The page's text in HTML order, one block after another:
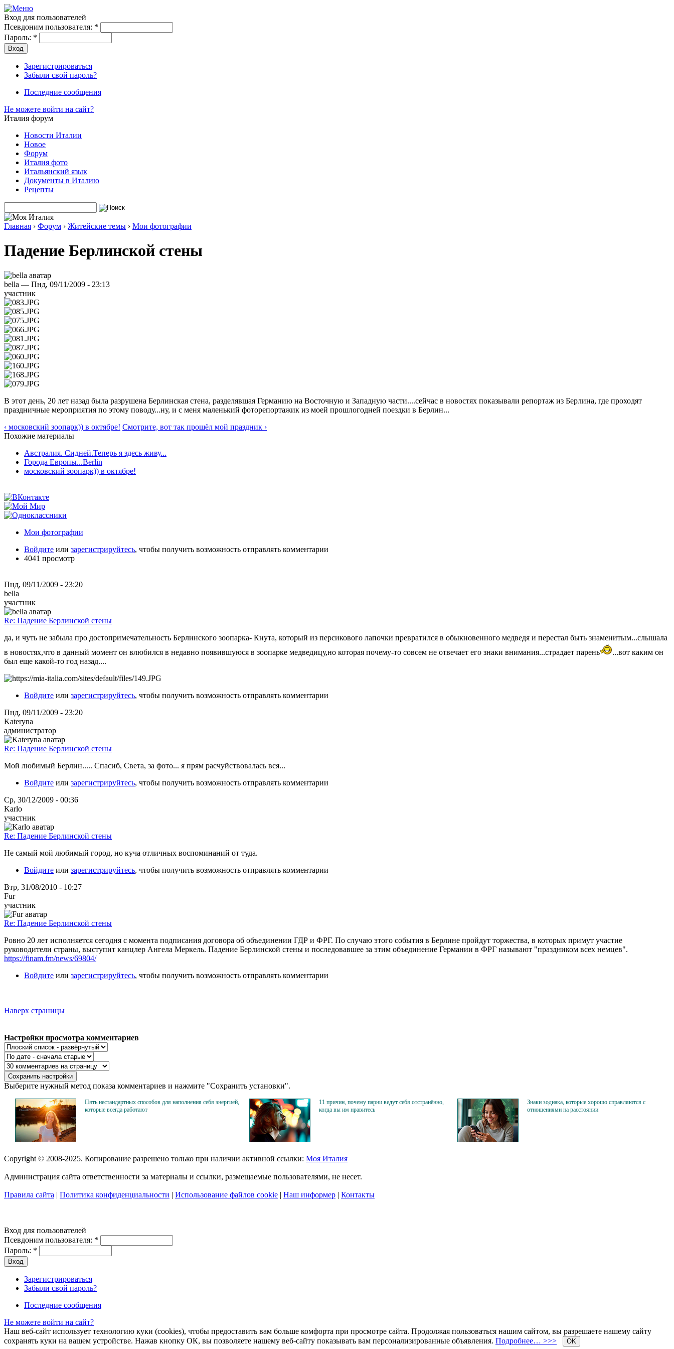
Вход для пользователей
Псевдоним пользователя: *
Пароль: *
Зарегистрироваться
Забыли свой пароль?
Последние сообщения
Не можете войти на сайт?
Италия форум
Новости Италии
Новое
Форум
Италия фото
Итальянский язык
Документы в Италию
Рецепты
Главная › Форум › Житейские темы › Мои фотографии
Падение Берлинской стены
bella — Пнд, 09/11/2009 - 23:13
участник
В этот день, 20 лет назад была разрушена Берлинская стена, разделявшая Германию на Восточную и Западную части....сейчас в новостях показывали репортаж из Берлина, где проходят
праздничные мероприятия по этому поводу...ну, и с меня маленький фоторепортажик из моей прошлогодней поездки в Берлин...
‹ московский зоопарк)) в октябре! Смотрите, вот так прошёл мой праздник ›
Похожие материалы
Австралия. Сидней.Теперь я здесь живу...
Города Европы...Berlin
московский зоопарк)) в октябре!
Мои фотографии
Войдите или зарегистрируйтесь, чтобы получить возможность отправлять комментарии
4041 просмотр
Пнд, 09/11/2009 - 23:20
bella
участник
Re: Падение Берлинской стены
да, и чуть не забыла про достопримечательность Берлинского зоопарка- Кнута, который из персикового лапочки превратился в обыкновенного медведя и перестал быть знаменитым...слышала
в новостях,что в данный момент он влюбился в недавно появившуюся в зоопарке медведицу,но которая почему-то совсем не отвечает его знаки внимания...страдает парень
...вот каким он
был еще какой-то год назад....
Войдите или зарегистрируйтесь, чтобы получить возможность отправлять комментарии
Пнд, 09/11/2009 - 23:20
Kateryna
администратор
Re: Падение Берлинской стены
Мой любимый Берлин..... Спасиб, Света, за фото... я прям расчуйствовалась вся...
Войдите или зарегистрируйтесь, чтобы получить возможность отправлять комментарии
Ср, 30/12/2009 - 00:36
Karlo
участник
Re: Падение Берлинской стены
Не самый мой любимый город, но куча отличных воспоминаний от туда.
Войдите или зарегистрируйтесь, чтобы получить возможность отправлять комментарии
Втр, 31/08/2010 - 10:27
Fur
участник
Re: Падение Берлинской стены
Ровно 20 лет исполняется сегодня с момента подписания договора об объединении ГДР и ФРГ. По случаю этого события в Берлине пройдут торжества, в которых примут участие
руководители страны, выступит канцлер Ангела Меркель. Падение Берлинской стены и последовавшее за этим объединение Германии в ФРГ называют "праздником всех немцев".
https://finam.fm/news/69804/
Войдите или зарегистрируйтесь, чтобы получить возможность отправлять комментарии
Наверх страницы
Настройки просмотра комментариев
Выберите нужный метод показа комментариев и нажмите "Сохранить установки".
Пять нестандартных способов для наполнения себя энергией,
которые всегда работают
11 причин, почему парни ведут себя отстранённо,
когда вы им нравитесь
Знаки зодиака, которые хорошо справляются с
отношениями на расстоянии
Copyright © 2008-2025. Копирование разрешено только при наличии активной ссылки: Моя Италия
Администрация сайта ответственности за материалы и ссылки, размещаемые пользователями, не несет.
Правила сайта | Политика конфиденциальности | Использование файлов cookie | Наш информер | Контакты
Вход для пользователей
Псевдоним пользователя: *
Пароль: *
Зарегистрироваться
Забыли свой пароль?
Последние сообщения
Не можете войти на сайт?
Наш веб-сайт использует технологию куки (cookies), чтобы предоставить вам больше комфорта при просмотре сайта. Продолжая пользоваться нашим сайтом, вы разрешаете нашему сайту
сохранять куки на вашем устройстве. Нажав кнопку ОК, вы позволяете нашему веб-сайту показывать вам персонализированные объявления. Подробнее… >>> OK